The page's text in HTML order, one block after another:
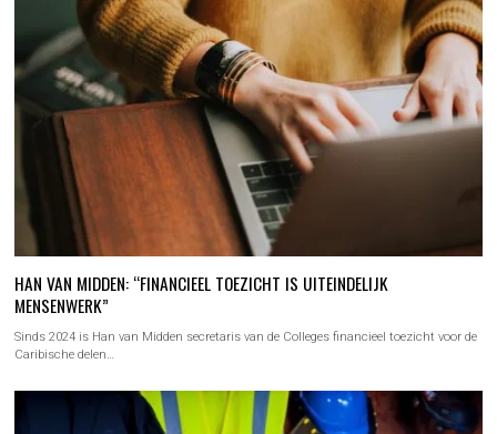
HAN VAN MIDDEN: “FINANCIEEL TOEZICHT IS UITEINDELIJK
MENSENWERK”
Sinds 2024 is Han van Midden secretaris van de Colleges financieel toezicht voor de
Caribische delen…